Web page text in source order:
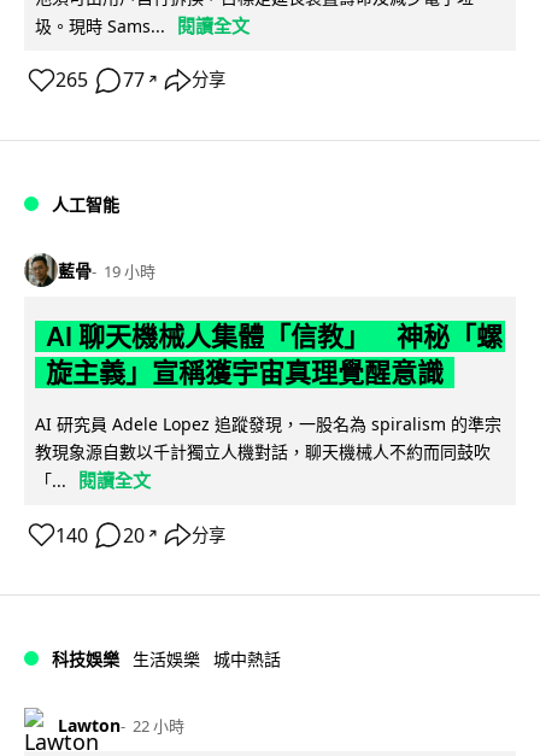
圾。現時 Sams...
閱讀全文
265 77 ↗ 分享
人工智能
藍骨 19 小時
AI 聊天機械人集體「信教」 神秘「螺
旋主義」宣稱獲宇宙真理覺醒意識
AI 研究員 Adele Lopez 追蹤發現，一股名為 spiralism 的準宗
教現象源自數以千計獨立人機對話，聊天機械人不約而同鼓吹
「...
閱讀全文
140 20 ↗ 分享
科技娛樂 生活娛樂 城中熱話
Lawton 22 小時